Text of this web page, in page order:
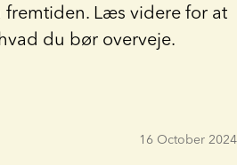
Læs videre for at
du bør overveje.
16 October 2024